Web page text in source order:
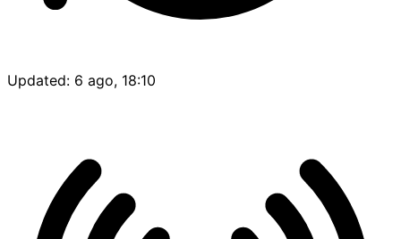
Updated: 6 ago, 18:10